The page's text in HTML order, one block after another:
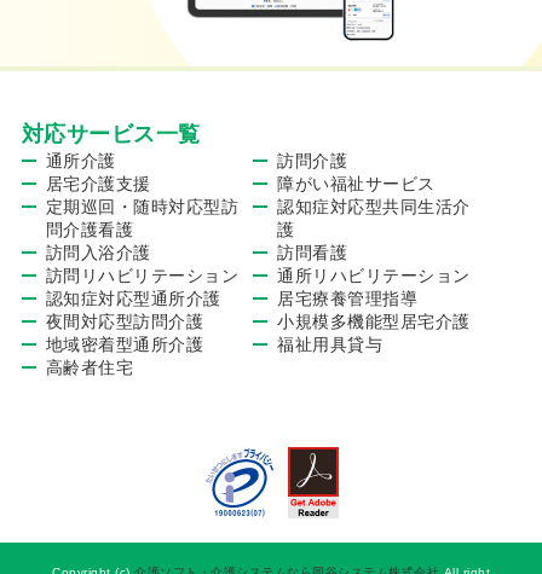
対応サービス一覧
通所介護
訪問介護
居宅介護支援
障がい福祉サービス
定期巡回・随時対応型訪
問介護看護
認知症対応型共同生活介
護
訪問入浴介護
訪問看護
訪問リハビリテーション
通所リハビリテーション
認知症対応型通所介護
居宅療養管理指導
夜間対応型訪問介護
小規模多機能型居宅介護
地域密着型通所介護
福祉用具貸与
高齢者住宅